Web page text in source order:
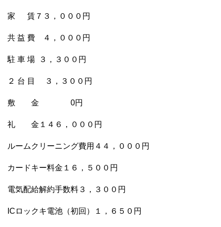
家 賃７３，０００円
共 益 費 ４，０００円
駐 車 場 ３，３００円
２ 台 目 ３，３００円
敷 金 0円
礼 金１４６，０００円
ルームクリーニング費用４４，０００円
カードキー料金１６，５００円
電気配給解約手数料３，３００円
ICロックキ電池（初回）１，６５０円